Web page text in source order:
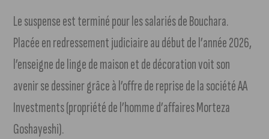
Le suspense est terminé pour les salariés de Bouchara.
Placée en redressement judiciaire au début de l’année 2026,
l’enseigne de linge de maison et de décoration voit son
avenir se dessiner grâce à l’offre de reprise de la société AA
Investments (propriété de l’homme d’affaires Morteza
Goshayeshi).